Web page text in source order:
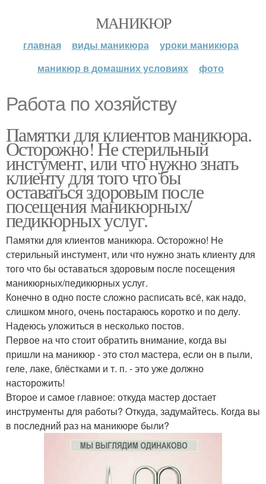
МАНИКЮР
главная виды маникюра
уроки маникюра
маникюр в домашних условиях
фото
Работа по хозяйству
Памятки для клиентов маникюра.
Осторожно! Не стерильный
инстумент, или что нужно знать
клиенту для того что бы
оставаться здоровым после
посещения маникюрных/
педикюрных услуг.
Памятки для клиентов маникюра. Осторожно! Не
стерильный инстумент, или что нужно знать клиенту для
того что бы оставаться здоровым после посещения
маникюрных/педикюрных услуг.
Конечно в одно посте сложно расписать всё, как надо,
слишком много, очень постараюсь коротко и по делу.
Надеюсь уложиться в несколько постов.
Первое на что стоит обратить внимание, когда вы
пришли на маникюр - это стол мастера, если он в пыли,
геле, лаке, блёстками и т. п. - это уже должно
насторожить!
Второе и самое главное: откуда мастер достает
инструменты для работы? Откуда, задумайтесь. Когда вы
в последний раз на маникюре были?